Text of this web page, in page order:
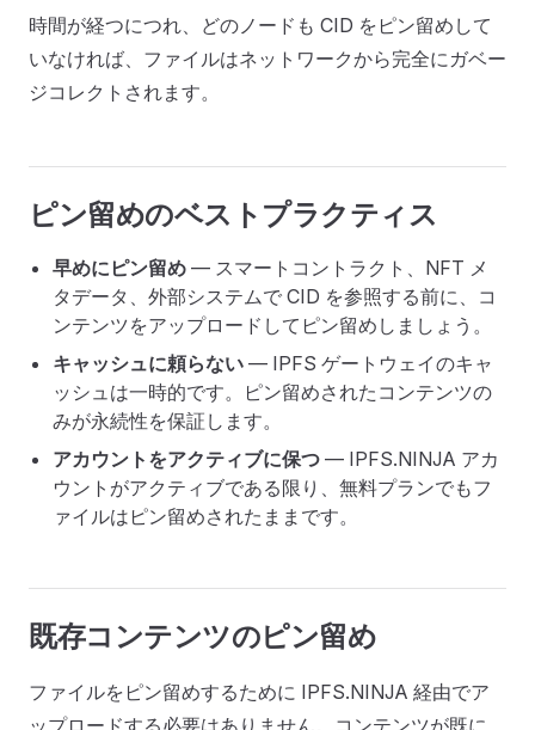
時間が経つにつれ、どのノードも CID をピン留めして
いなければ、ファイルはネットワークから完全にガベー
ジコレクトされます。
ピン留めのベストプラクティス
早めにピン留め — スマートコントラクト、NFT メ
タデータ、外部システムで CID を参照する前に、コ
ンテンツをアップロードしてピン留めしましょう。
キャッシュに頼らない — IPFS ゲートウェイのキャ
ッシュは一時的です。ピン留めされたコンテンツの
みが永続性を保証します。
アカウントをアクティブに保つ — IPFS.NINJA アカ
ウントがアクティブである限り、無料プランでもフ
ァイルはピン留めされたままです。
既存コンテンツのピン留め
ファイルをピン留めするために IPFS.NINJA 経由でア
ップロードする必要はありません。コンテンツが既に